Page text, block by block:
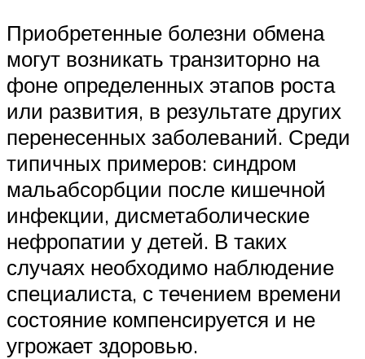
Приобретенные болезни обмена
могут возникать транзиторно на
фоне определенных этапов роста
или развития, в результате других
перенесенных заболеваний. Среди
типичных примеров: синдром
мальабсорбции после кишечной
инфекции, дисметаболические
нефропатии у детей. В таких
случаях необходимо наблюдение
специалиста, с течением времени
состояние компенсируется и не
угрожает здоровью.